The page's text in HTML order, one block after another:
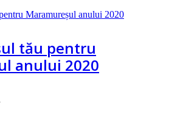
tău pentru
anului 2020